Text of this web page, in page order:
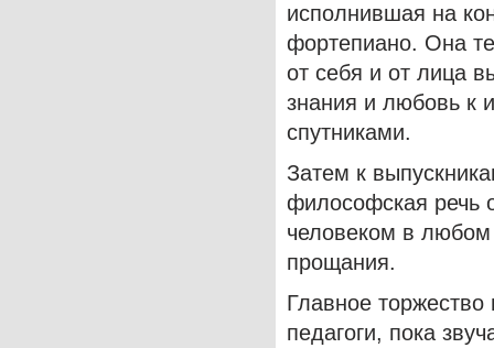
исполнившая на
фортепиано. Она
от себя и от лица
знания и любовь к
спутниками.
Затем к
философская речь
человеком в любом
прощания.
Главное
педагоги, пока